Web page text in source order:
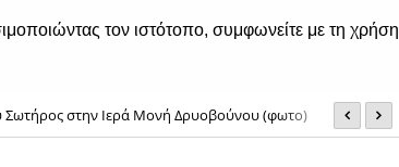
τον ιστότοπο, συμφωνείτε με τη
στην Ιερά Μονή Δρυοβούνου (φωτο)